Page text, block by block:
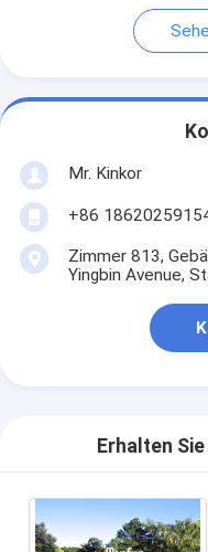
Mr. Kinkor
+86
Zimmer 813,
Yingbin Avenue,
Erhalten